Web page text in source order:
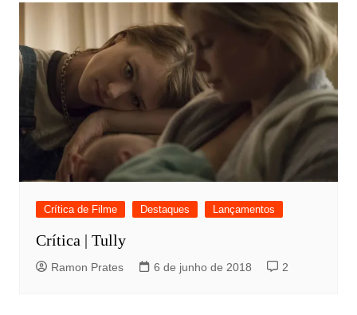
Crítica de Filme Destaques Lançamentos
Crítica | Tully
Ramon Prates 6 de junho de 2018 2